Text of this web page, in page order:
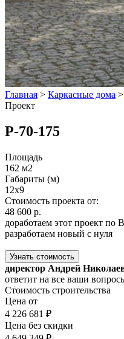
Главная > Каркасные дома >
Проект
Р-70-175
Площадь
162 м2
Габариты (м)
12x9
Стоимость проекта от:
48 600 р.
доработаем этот проект
разработаем новый с нуля
Узнать стоимость
директор Андрей
ответит на все ваши
Стоимость строительства
Цена от
4 226 681 ₽
Цена без скидки